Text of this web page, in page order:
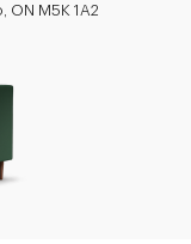
ON M5K 1A2